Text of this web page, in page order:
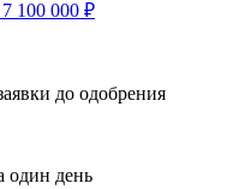
7 100 000 ₽
до одобрения
один день